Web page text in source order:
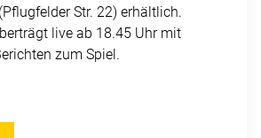
Str. 22) erhältlich.
live ab 18.45 Uhr mit
zum Spiel.